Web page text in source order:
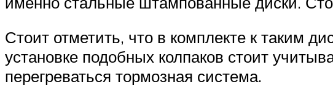
Стоит отметить, что в комплекте к таким
установке подобных колпаков стоит
перегреваться тормозная система.